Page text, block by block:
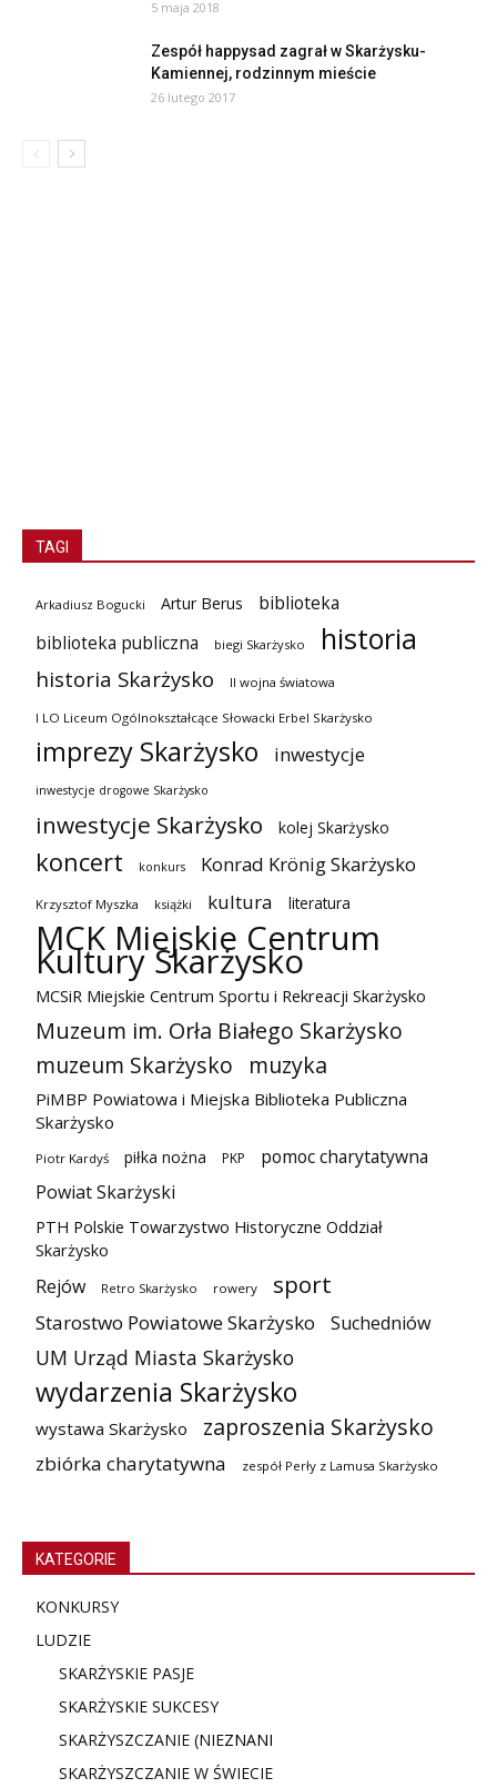
5 maja 2018
Zespół happysad zagrał w Skarżysku-
Kamiennej, rodzinnym mieście
26 lutego 2017
TAGI
Arkadiusz Bogucki Artur Berus
biblioteka
biblioteka publiczna
biegi Skarżysko historia
historia Skarżysko II wojna światowa
I LO Liceum Ogólnokształcące Słowacki Erbel Skarżysko
imprezy Skarżysko inwestycje
inwestycje drogowe Skarżysko
inwestycje Skarżysko kolej Skarżysko
koncert konkurs Konrad Krönig Skarżysko
Krzysztof Myszka książki kultura literatura
MCK Miejskie Centrum
Kultury Skarżysko
MCSiR Miejskie Centrum Sportu i Rekreacji Skarżysko
Muzeum im. Orła Białego Skarżysko
muzeum Skarżysko
muzyka
PiMBP Powiatowa i Miejska Biblioteka Publiczna
Skarżysko
Piotr Kardyś piłka nożna PKP
pomoc charytatywna
Powiat Skarżyski
PTH Polskie Towarzystwo Historyczne Oddział
Skarżysko
Rejów Retro Skarżysko rowery sport
Starostwo Powiatowe Skarżysko Suchedniów
UM Urząd Miasta Skarżysko
wydarzenia Skarżysko
wystawa Skarżysko zaproszenia Skarżysko
zbiórka charytatywna zespół Perły z Lamusa Skarżysko
KATEGORIE
KONKURSY
LUDZIE
SKARŻYSKIE PASJE
SKARŻYSKIE SUKCESY
SKARŻYSZCZANIE (NIEZNANI
SKARŻYSZCZANIE W ŚWIECIE